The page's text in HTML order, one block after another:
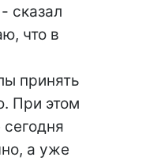
сказал
что в
принять
При этом
а уже